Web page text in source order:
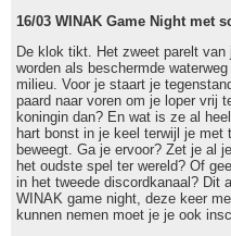
16/03 WINAK Game Night met
De klok tikt. Het zweet parelt
worden als beschermde
milieu. Voor je staart je
paard naar voren om je loper vrij
koningin dan? En wat is ze al
hart bonst in je keel terwijl je met
beweegt. Ga je ervoor? Zet je al
het oudste spel ter wereld? Of
in het tweede discordkanaal? Dit
WINAK game night, deze keer
kunnen nemen moet je je ook